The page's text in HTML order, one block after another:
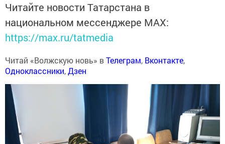
Читайте новости Татарстана в
национальном мессенджере MАХ:
https://max.ru/tatmedia
Читай «Волжскую новь» вТелеграм, Вконтакте,
Одноклассники,Дзен